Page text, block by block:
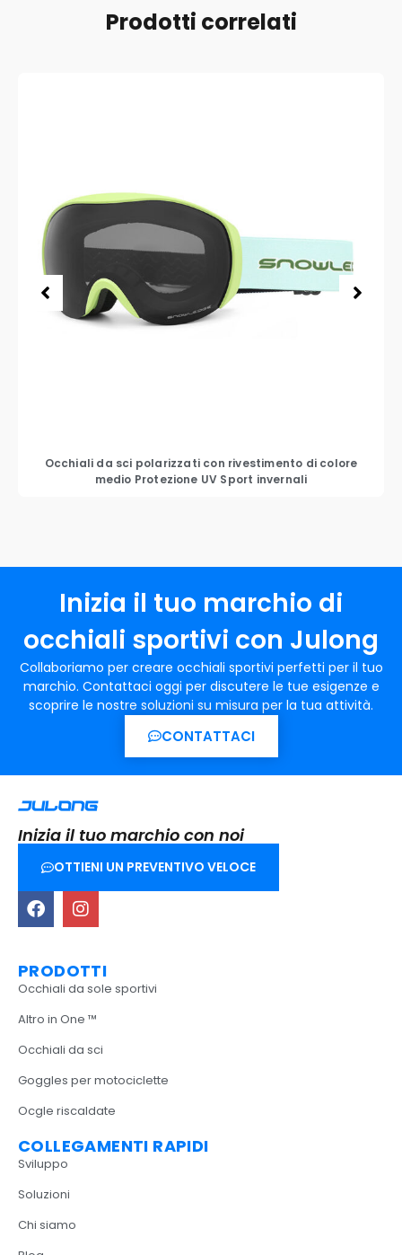
Prodotti correlati
Occhiali da sci polarizzati con rivestimento di colore
medio Protezione UV Sport invernali
Inizia il tuo marchio di
occhiali sportivi con Julong
Collaboriamo per creare occhiali sportivi perfetti per il tuo
marchio. Contattaci oggi per discutere le tue esigenze e
scoprire le nostre soluzioni su misura per la tua attività.
CONTATTACI
Inizia il tuo marchio con noi
OTTIENI UN PREVENTIVO VELOCE
PRODOTTI
Occhiali da sole sportivi
Altro in One ™
Occhiali da sci
Goggles per motociclette
Ocgle riscaldate
COLLEGAMENTI RAPIDI
Sviluppo
Soluzioni
Chi siamo